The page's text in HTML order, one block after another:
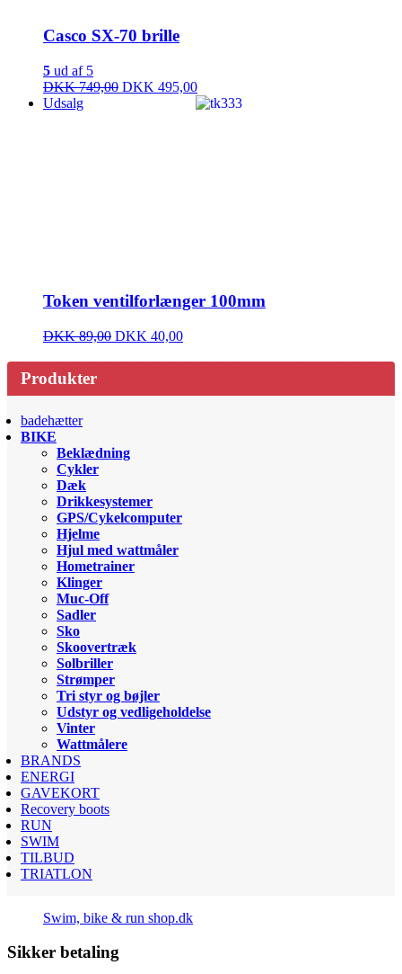
Casco SX-70 brille
5 ud af 5
DKK 749,00 DKK 495,00
Udsalg
Token ventilforlænger 100mm
DKK 89,00 DKK 40,00
Produkter
badehætter
BIKE
Beklædning
Cykler
Dæk
Drikkesystemer
GPS/Cykelcomputer
Hjelme
Hjul med wattmåler
Hometrainer
Klinger
Muc-Off
Sadler
Sko
Skoovertræk
Solbriller
Strømper
Tri styr og bøjler
Udstyr og vedligeholdelse
Vinter
Wattmålere
BRANDS
ENERGI
GAVEKORT
Recovery boots
RUN
SWIM
TILBUD
TRIATLON
Swim, bike & run shop.dk
Sikker betaling